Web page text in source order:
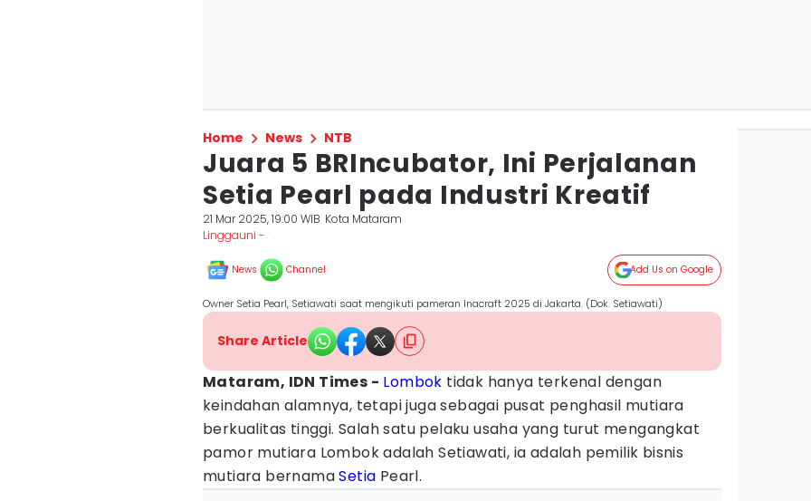
Home News NTB
Juara 5 BRIncubator, Ini Perjalanan
Setia Pearl pada Industri Kreatif
21 Mar 2025, 19:00 WIB Kota Mataram
Linggauni -
News Channel Add Us on Google
Owner Setia Pearl, Setiawati saat mengikuti pameran Inacraft 2025 di Jakarta. (Dok. Setiawati)
Share Article
Mataram, IDN Times - Lombok tidak hanya terkenal dengan
keindahan alamnya, tetapi juga sebagai pusat penghasil mutiara
berkualitas tinggi. Salah satu pelaku usaha yang turut mengangkat
pamor mutiara Lombok adalah Setiawati, ia adalah pemilik bisnis
mutiara bernamaSetia Pearl.